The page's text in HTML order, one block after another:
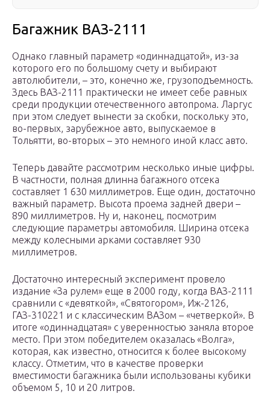
Багажник ВАЗ-2111
Однако главный параметр «одиннадцатой», из-за
которого его по большому счету и выбирают
автолюбители, – это, конечно же, грузоподъемность.
Здесь ВАЗ-2111 практически не имеет себе равных
среди продукции отечественного автопрома. Ларгус
при этом следует вынести за скобки, поскольку это,
во-первых, зарубежное авто, выпускаемое в
Тольятти, во-вторых – это немного иной класс авто.
Теперь давайте рассмотрим несколько иные цифры.
В частности, полная длинна багажного отсека
составляет 1 630 миллиметров. Еще один, достаточно
важный параметр. Высота проема задней двери –
890 миллиметров. Ну и, наконец, посмотрим
следующие параметры автомобиля. Ширина отсека
между колесными арками составляет 930
миллиметров.
Достаточно интересный эксперимент провело
издание «За рулем» еще в 2000 году, когда ВАЗ-2111
сравнили с «девяткой», «Святогором», Иж-2126,
ГАЗ-310221 и с классическим ВАЗом – «четверкой». В
итоге «одиннадцатая» с уверенностью заняла второе
место. При этом победителем оказалась «Волга»,
которая, как известно, относится к более высокому
классу. Отметим, что в качестве проверки
вместимости багажника были использованы кубики
объемом 5, 10 и 20 литров.